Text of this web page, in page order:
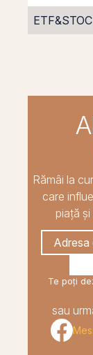
Rămâi la
care
piață
Te poți
sau